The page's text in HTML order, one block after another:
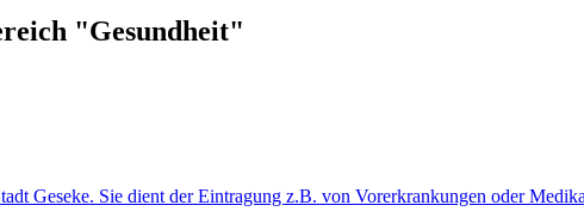
"Gesundheit"
Geseke. Sie dient der Eintragung z.B. von Vorerkrankungen oder